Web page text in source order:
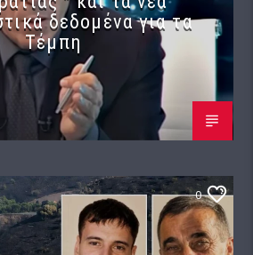
δεδομένα για τα
Τέμπη
0